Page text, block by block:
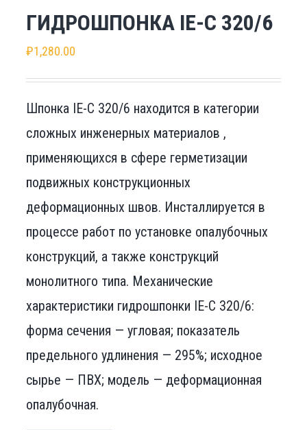
ГИДРОШПОНКА IE-C 320/6
₽1,280.00
Шпонка IE-C 320/6 находится в категории
сложных инженерных материалов ,
применяющихся в сфере герметизации
подвижных конструкционных
деформационных швов. Инсталлируется в
процессе работ по установке опалубочных
конструкций, а также конструкций
монолитного типа. Механические
характеристики гидрошпонки IE-C 320/6:
форма сечения — угловая; показатель
предельного удлинения — 295%; исходное
сырье — ПВХ; модель — деформационная
опалубочная.